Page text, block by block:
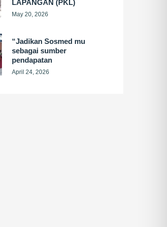
LAPANGAN (PKL)
May 20, 2026
“Jadikan Sosmed mu
sebagai sumber
pendapatan
April 24, 2026